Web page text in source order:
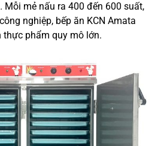
Mỗi mẻ nấu ra 400 đến 600 suất,
nghiệp, bếp ăn KCN Amata
thực phẩm quy mô lớn.